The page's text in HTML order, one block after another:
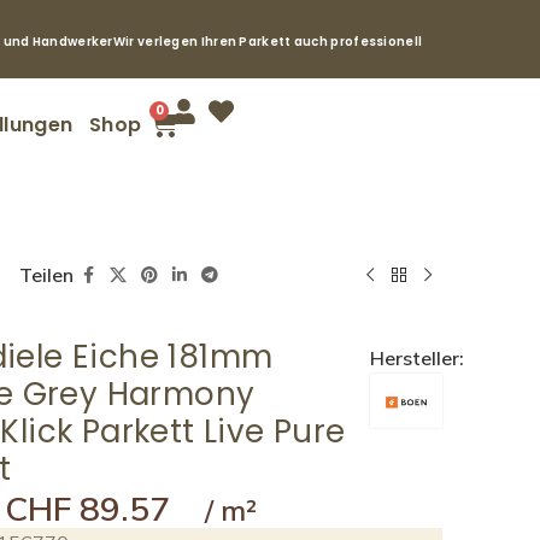
HandwerkerWir verlegen Ihren Parkett auch professionell
Shop
0
Teilen
Eiche 181mm
Grey Harmony
Parkett Live Pure
Hersteller:
CHF 89.57